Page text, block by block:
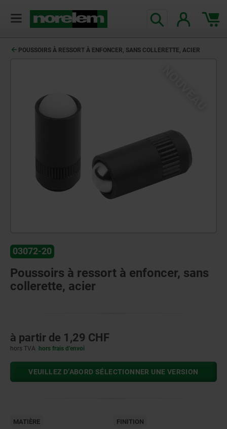
POUSSOIRS À RESSORT À ENFONCER, SANS COLLERETTE, ACIER
03072-20
Poussoirs à ressort à enfoncer, sans
collerette, acier
à partir de 1,29 CHF
hors TVA hors frais d’envoi
VEUILLEZ D’ABORD SÉLECTIONNER UNE VERSION
MATIÈRE FINITION